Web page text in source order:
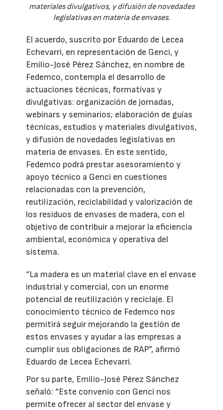
materiales divulgativos, y difusión de novedades
legislativas en materia de envases.
El acuerdo, suscrito por Eduardo de Lecea
Echevarri, en representación de Genci, y
Emilio-José Pérez Sánchez, en nombre de
Fedemco, contempla el desarrollo de
actuaciones técnicas, formativas y
divulgativas: organización de jornadas,
webinars y seminarios; elaboración de guías
técnicas, estudios y materiales divulgativos,
y difusión de novedades legislativas en
materia de envases. En este sentido,
Fedemco podrá prestar asesoramiento y
apoyo técnico a Genci en cuestiones
relacionadas con la prevención,
reutilización, reciclabilidad y valorización de
los residuos de envases de madera, con el
objetivo de contribuir a mejorar la eficiencia
ambiental, económica y operativa del
sistema.
“La madera es un material clave en el envase
industrial y comercial, con un enorme
potencial de reutilización y reciclaje. El
conocimiento técnico de Fedemco nos
permitirá seguir mejorando la gestión de
estos envases y ayudar a las empresas a
cumplir sus obligaciones de RAP”, afirmó
Eduardo de Lecea Echevarri.
Por su parte, Emilio-José Pérez Sánchez
señaló: “Este convenio con Genci nos
permite ofrecer al sector del envase y